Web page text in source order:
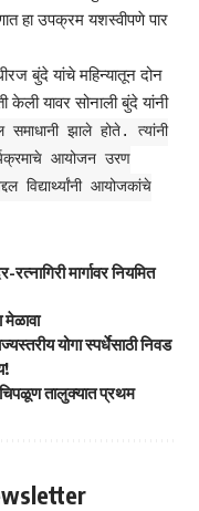
हा उपक्रम यशस्वीपणे पार
बुंदे यांचे महिन्यातून दोन
केली यावर सोनाली बुंदे यांनी
समाधानी झाले होते. त्यांनी
आयोजन उरण
विद्यार्थ्यांनी आयोजकांचे
मार्गावर नियमित
मेळावा
योगा स्पर्धेसाठी निवड
तालुक्यात प्रथम